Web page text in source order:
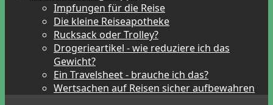
Impfungen für die Reise
Die kleine Reiseapotheke
Rucksack oder Trolley?
Drogerieartikel - wie reduziere ich das
Gewicht?
Ein Travelsheet - brauche ich das?
Wertsachen auf Reisen sicher aufbewahren